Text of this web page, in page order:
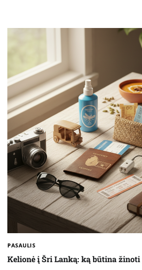
PASAULIS
Kelionė į Šri Lanką: ką būtina